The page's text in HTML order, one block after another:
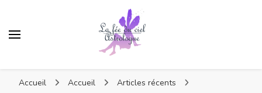
Accueil Accueil
Articles récents